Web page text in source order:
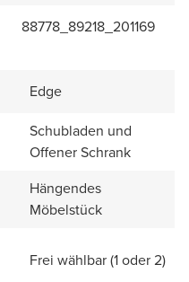
88778_89218_201169
Edge
Schubladen und
Offener Schrank
Hängendes
Möbelstück
Frei wählbar (1 oder 2)